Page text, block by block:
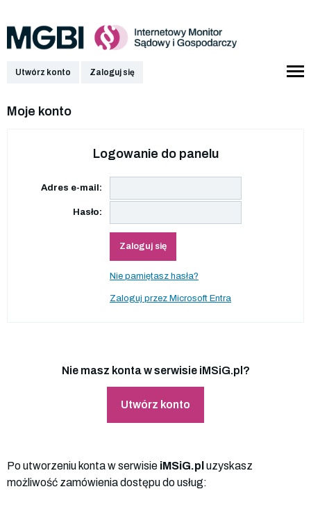
Utwórz konto Zaloguj się
Moje konto
Logowanie do panelu
Adres e-mail:
Hasło:
Zaloguj się
Nie pamiętasz hasła?
Zaloguj przez Microsoft Entra
Nie masz konta w serwisie iMSiG.pl?
Utwórz konto
Po utworzeniu konta w serwisie iMSiG.pl uzyskasz
możliwość zamówienia dostępu do usług: